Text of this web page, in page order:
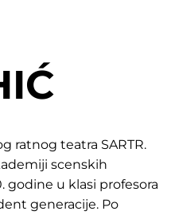
ratnog teatra SARTR.
scenskih
godine u klasi profesora
generacije. Po